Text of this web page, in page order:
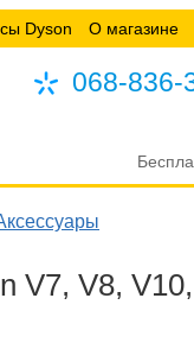
Dyson О магазине
068-836-
V7, V8,